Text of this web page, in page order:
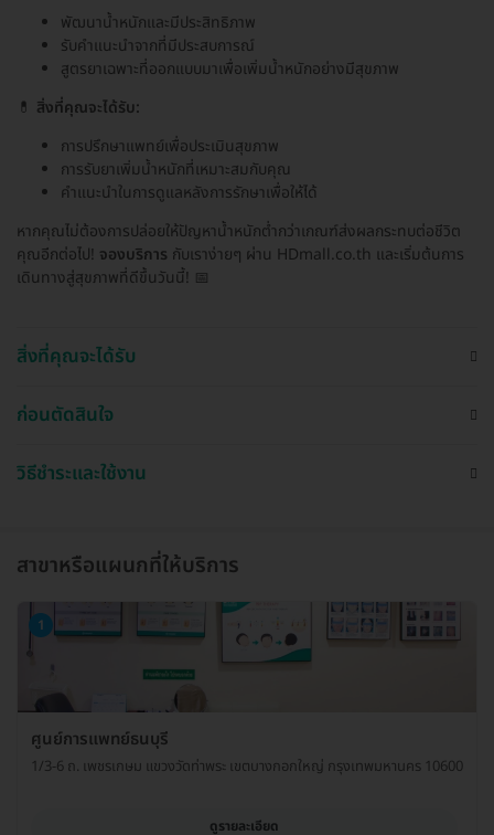
พัฒนาน้ำหนักและมีประสิทธิภาพ
รับคำแนะนำจากที่มีประสบการณ์
สูตรยาเฉพาะที่ออกแบบมาเพื่อเพิ่มน้ำหนักอย่างมีสุขภาพ
💊 สิ่งที่คุณจะได้รับ:
การปรึกษาแพทย์เพื่อประเมินสุขภาพ
การรับยาเพิ่มน้ำหนักที่เหมาะสมกับคุณ
คำแนะนำในการดูแลหลังการรักษาเพื่อให้ได้
หากคุณไม่ต้องการปล่อยให้ปัญหาน้ำหนักต่ำกว่าเกณฑ์ส่งผลกระทบต่อชีวิต
คุณอีกต่อไป! จองบริการ กับเราง่ายๆ ผ่าน HDmall.co.th และเริ่มต้นการ
เดินทางสู่สุขภาพที่ดีขึ้นวันนี้! 📅
สิ่งที่คุณจะได้รับ
ก่อนตัดสินใจ
วิธีชำระและใช้งาน
สาขาหรือแผนกที่ให้บริการ
1
ศูนย์การแพทย์ธนบุรี
1/3-6 ถ. เพชรเกษม แขวงวัดท่าพระ เขตบางกอกใหญ่ กรุงเทพมหานคร 10600
ดูรายละเอียด